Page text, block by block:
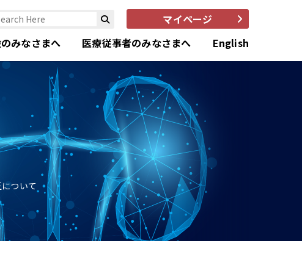
マイページ
みなさまへ 医療従事者のみなさまへ English
ついて